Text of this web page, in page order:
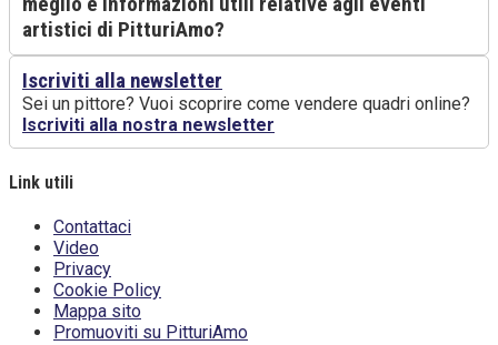
artistici di PitturiAmo?
Iscriviti alla newsletter
Sei un pittore? Vuoi scoprire come vendere quadri online?
Iscriviti alla nostra newsletter
Link utili
Contattaci
Video
Privacy
Cookie Policy
Mappa sito
Promuoviti su PitturiAmo